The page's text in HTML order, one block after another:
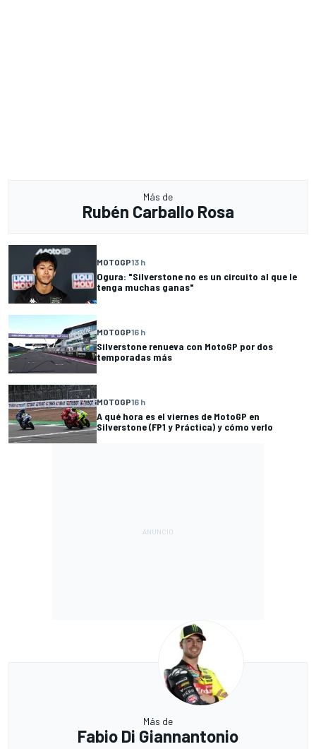
Más de
Rubén Carballo Rosa
MOTOGP13 h
Ogura: "Silverstone no es un circuito al que le
tenga muchas ganas"
MOTOGP16 h
Silverstone renueva con MotoGP por dos
temporadas más
MOTOGP16 h
A qué hora es el viernes de MotoGP en
Silverstone (FP1 y Práctica) y cómo verlo
Más de
Fabio Di Giannantonio